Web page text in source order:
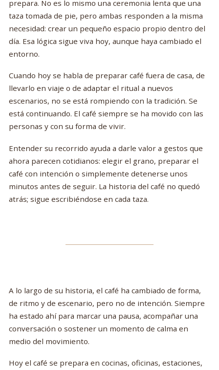
prepara. No es lo mismo una ceremonia lenta que una
taza tomada de pie, pero ambas responden a la misma
necesidad: crear un pequeño espacio propio dentro del
día. Esa lógica sigue viva hoy, aunque haya cambiado el
entorno.
Cuando hoy se habla de preparar café fuera de casa, de
llevarlo en viaje o de adaptar el ritual a nuevos
escenarios, no se está rompiendo con la tradición. Se
está continuando. El café siempre se ha movido con las
personas y con su forma de vivir.
Entender su recorrido ayuda a darle valor a gestos que
ahora parecen cotidianos: elegir el grano, preparar el
café con intención o simplemente detenerse unos
minutos antes de seguir. La historia del café no quedó
atrás; sigue escribiéndose en cada taza.
A lo largo de su historia, el café ha cambiado de forma,
de ritmo y de escenario, pero no de intención. Siempre
ha estado ahí para marcar una pausa, acompañar una
conversación o sostener un momento de calma en
medio del movimiento.
Hoy el café se prepara en cocinas, oficinas, estaciones,